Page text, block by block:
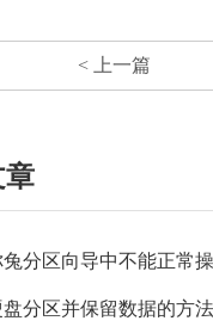
< 上一篇
章
分区向导中不能正常
分区并保留数据的方法